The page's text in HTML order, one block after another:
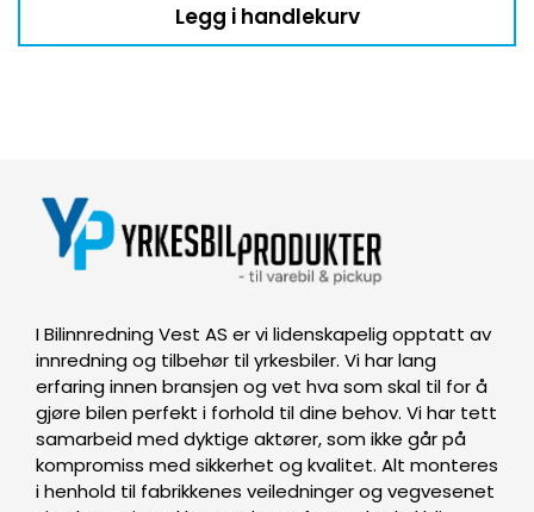
Legg i handlekurv
I Bilinnredning Vest AS er vi lidenskapelig opptatt av
innredning og tilbehør til yrkesbiler. Vi har lang
erfaring innen bransjen og vet hva som skal til for å
gjøre bilen perfekt i forhold til dine behov. Vi har tett
samarbeid med dyktige aktører, som ikke går på
kompromiss med sikkerhet og kvalitet. Alt monteres
i henhold til fabrikkenes veiledninger og vegvesenet